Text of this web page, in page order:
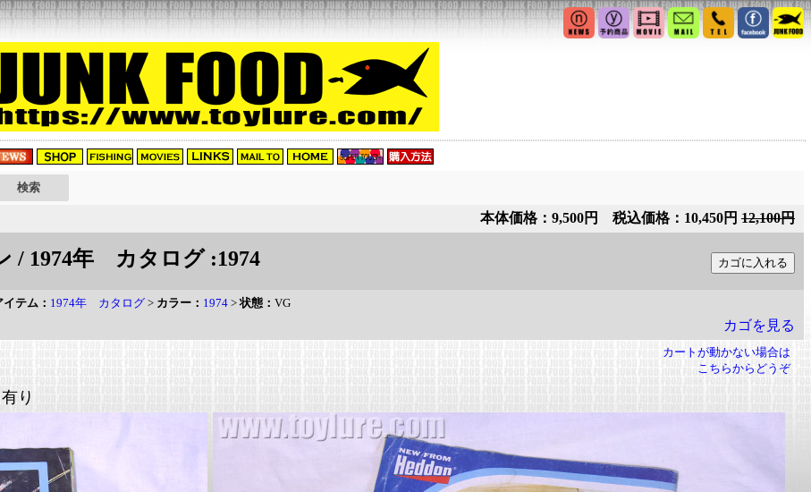
本体価格：9,500円 税込価格：10,450円 12,100円
/ 1974年 カタログ :1974
イテム： 1974年 カタログ > カラー： 1974 >状態： VG
カゴを見る
カートが動かない場合は
こちらからどうぞ
り